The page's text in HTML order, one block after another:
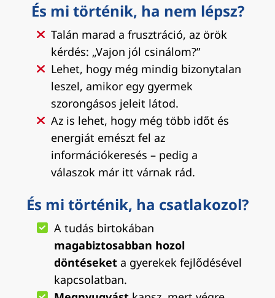
És mi történik, ha nem lépsz?
Talán marad a frusztráció, az örök
kérdés: „Vajon jól csinálom?”
Lehet, hogy még mindig bizonytalan
leszel, amikor egy gyermek
szorongásos jeleit látod.
Az is lehet, hogy még több időt és
energiát emészt fel az
információkeresés – pedig a
válaszok már itt várnak rád.
És mi történik, ha csatlakozol?
A tudás birtokában
magabiztosabban hozol
döntéseket a gyerekek fejlődésével
kapcsolatban.